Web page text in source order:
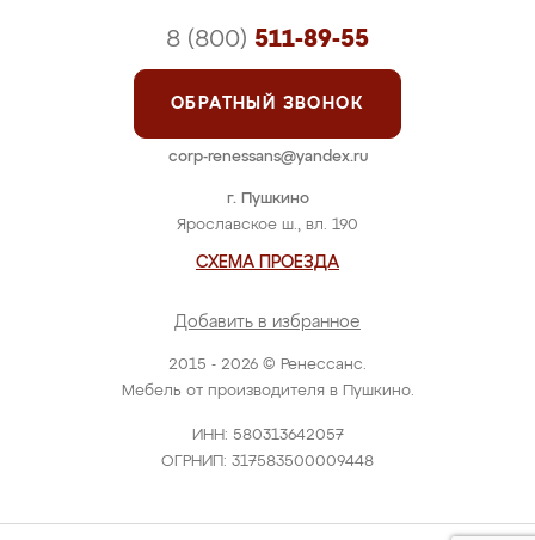
2015 - 2026 © Ренессанс.
Мебель от производителя в Пушкино.
ИНН: 580313642057
ОГРНИП: 317583500009448
г. Пушкино
Ярославское ш., вл. 190
СХЕМА ПРОЕЗДА
Добавить в избранное
8 (800) 511-89-55
ОБРАТНЫЙ ЗВОНОК
corp-renessans@yandex.ru